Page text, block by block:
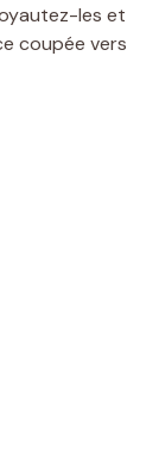
les et
coupée vers